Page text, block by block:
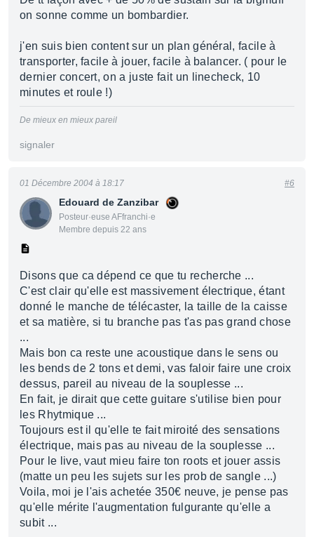
on sonne comme un bombardier.
j'en suis bien content sur un plan général, facile à
transporter, facile à jouer, facile à balancer. ( pour le
dernier concert, on a juste fait un linecheck, 10
minutes et roule !)
De mieux en mieux pareil
signaler
Edouard de Zanzibar
Posteur·euse AFfranchi·e
Membre depuis 22 ans
01 Décembre 2004 à 18:17 #6
Disons que ca dépend ce que tu recherche ...
C'est clair qu'elle est massivement électrique, étant
donné le manche de télécaster, la taille de la caisse
et sa matière, si tu branche pas t'as pas grand chose
...
Mais bon ca reste une acoustique dans le sens ou
les bends de 2 tons et demi, vas faloir faire une croix
dessus, pareil au niveau de la souplesse ...
En fait, je dirait que cette guitare s'utilise bien pour
les Rhytmique ...
Toujours est il qu'elle te fait miroité des sensations
électrique, mais pas au niveau de la souplesse ...
Pour le live, vaut mieu faire ton roots et jouer assis
(matte un peu les sujets sur les prob de sangle ...)
Voila, moi je l'ais achetée 350€ neuve, je pense pas
qu'elle mérite l'augmentation fulgurante qu'elle a
subit ...